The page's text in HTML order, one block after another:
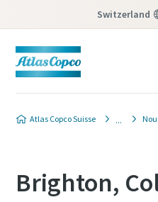
Switzerland
Atlas Copco Suisse
Brighton,